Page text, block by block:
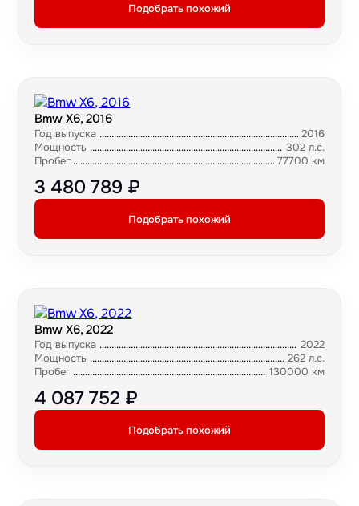
Подобрать похожий
Bmw X6, 2016
Год выпуска
2016
Мощность
302 л.с.
Пробег
77700 км
3 480 789 ₽
Подобрать похожий
Bmw X6, 2022
Год выпуска
2022
Мощность
262 л.с.
Пробег
130000 км
4 087 752 ₽
Подобрать похожий